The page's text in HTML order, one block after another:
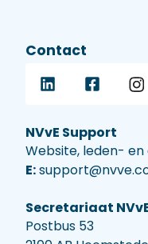
Contact
NVvE Support
Website, leden-
E:
Secretariaat
Postbus 53